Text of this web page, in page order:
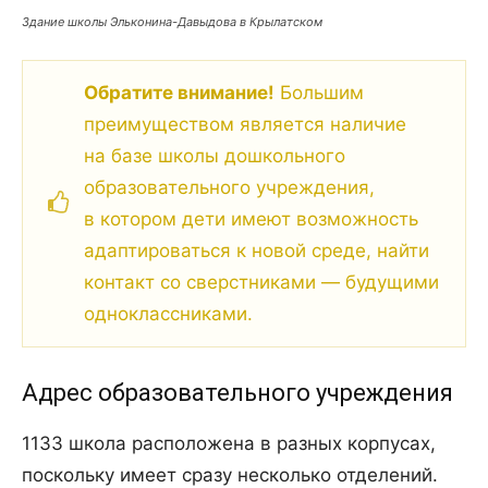
Здание школы Эльконина-Давыдова в Крылатском
Обратите внимание! Большим
преимуществом является наличие
на базе школы дошкольного
образовательного учреждения,
в котором дети имеют возможность
адаптироваться к новой среде, найти
контакт со сверстниками — будущими
одноклассниками.
Адрес образовательного учреждения
1133 школа расположена в разных корпусах,
поскольку имеет сразу несколько отделений.